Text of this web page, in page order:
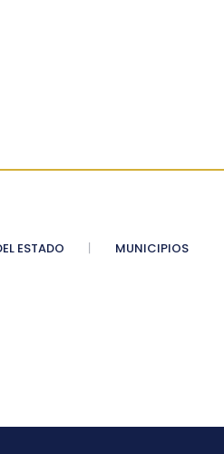
ESTADO MUNICIPIOS